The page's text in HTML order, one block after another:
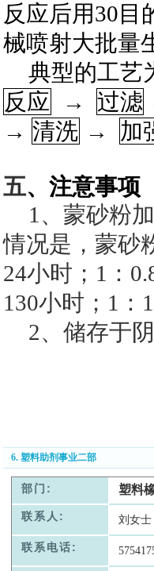
反应后用30目
械喷射大批量
典型的工艺
反应
→ 过滤
→ 清洗 → 加
五、注意事项
1 、蒙砂粉
情况是，蒙砂
24小时； 1 ：
130小时； 1 ：
2、储存于
6. 塑料助剂事业二部
部门: 塑料
联系人: 刘女士
联系电话: